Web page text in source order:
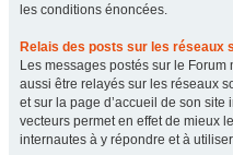
les conditions énoncées.
Relais des posts sur les réseaux
Les messages postés sur le
aussi être relayés sur les réseaux
et sur la page d’accueil de son
vecteurs permet en effet de mieux
internautes à y répondre et à